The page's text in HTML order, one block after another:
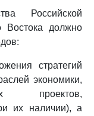
Российской
Востока должно
стратегий
экономики,
проектов,
их наличии), а